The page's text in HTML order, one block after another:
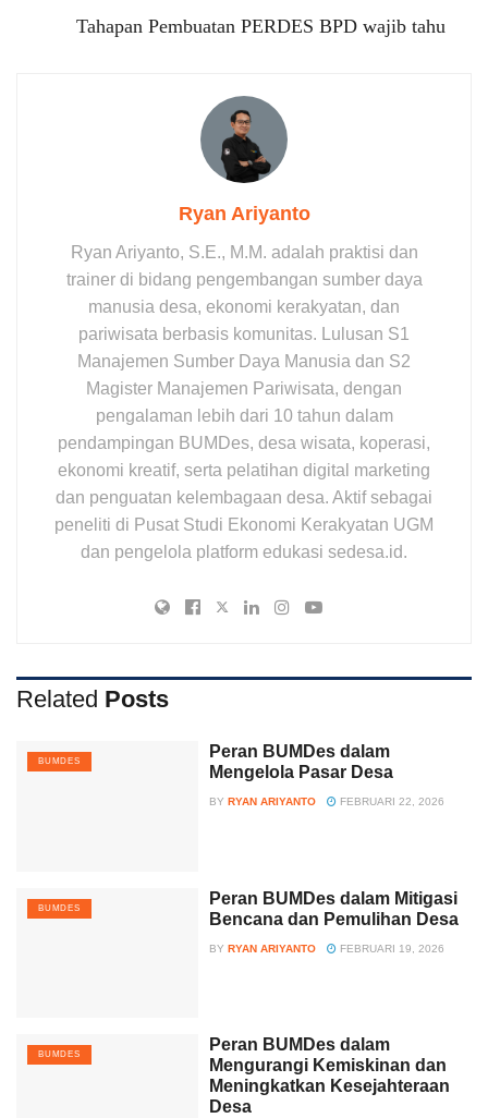
Tahapan Pembuatan PERDES BPD wajib tahu
Ryan Ariyanto
Ryan Ariyanto, S.E., M.M. adalah praktisi dan
trainer di bidang pengembangan sumber daya
manusia desa, ekonomi kerakyatan, dan
pariwisata berbasis komunitas. Lulusan S1
Manajemen Sumber Daya Manusia dan S2
Magister Manajemen Pariwisata, dengan
pengalaman lebih dari 10 tahun dalam
pendampingan BUMDes, desa wisata, koperasi,
ekonomi kreatif, serta pelatihan digital marketing
dan penguatan kelembagaan desa. Aktif sebagai
peneliti di Pusat Studi Ekonomi Kerakyatan UGM
dan pengelola platform edukasi sedesa.id.
Related Posts
BUMDES
Peran BUMDes dalam
Mengelola Pasar Desa
BY RYAN ARIYANTO FEBRUARI 22, 2026
BUMDES
Peran BUMDes dalam Mitigasi
Bencana dan Pemulihan Desa
BY RYAN ARIYANTO FEBRUARI 19, 2026
BUMDES
Peran BUMDes dalam
Mengurangi Kemiskinan dan
Meningkatkan Kesejahteraan
Desa